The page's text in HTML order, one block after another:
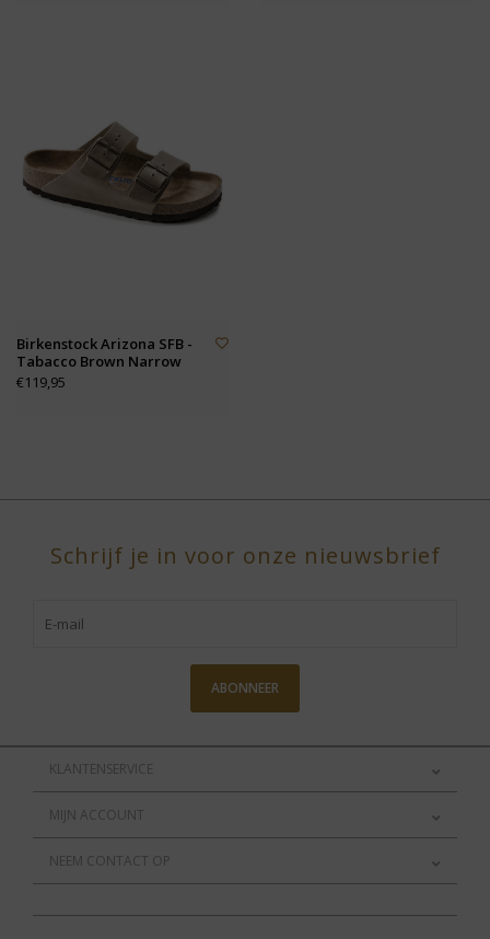
Birkenstock Arizona SFB -
Tabacco Brown Narrow
€119,95
Schrijf je in voor onze nieuwsbrief
ABONNEER
KLANTENSERVICE
MIJN ACCOUNT
NEEM CONTACT OP